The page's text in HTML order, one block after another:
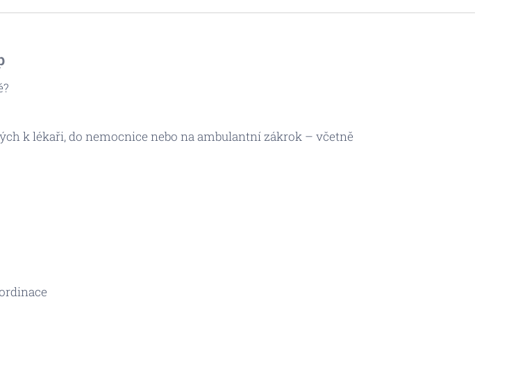
k lékaři, do nemocnice nebo na ambulantní zákrok – včetně